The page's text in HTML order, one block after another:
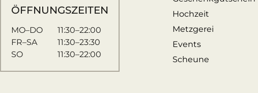
ÖFFNUNGSZEITEN
MO–DO
11:30–22:00
FR–SA
11:30–23:30
SO
11:30–22:00
Hochzeit
Metzgerei
Events
Scheune